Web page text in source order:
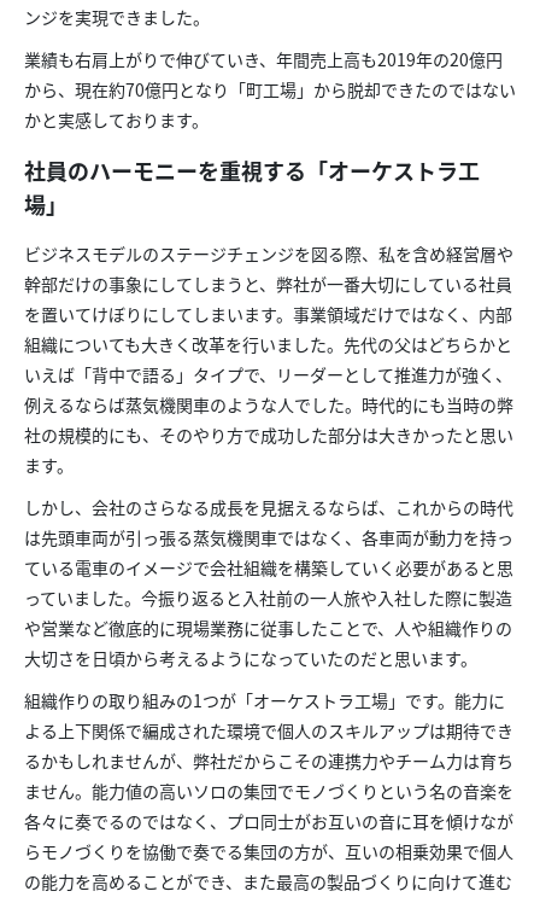
ンジを実現できました。
業績も右肩上がりで伸びていき、年間売上高も2019年の20億円
から、現在約70億円となり「町工場」から脱却できたのではない
かと実感しております。
社員のハーモニーを重視する「オーケストラ工
場」
ビジネスモデルのステージチェンジを図る際、私を含め経営層や
幹部だけの事象にしてしまうと、弊社が一番大切にしている社員
を置いてけぼりにしてしまいます。事業領域だけではなく、内部
組織についても大きく改革を行いました。先代の父はどちらかと
いえば「背中で語る」タイプで、リーダーとして推進力が強く、
例えるならば蒸気機関車のような人でした。時代的にも当時の弊
社の規模的にも、そのやり方で成功した部分は大きかったと思い
ます。
しかし、会社のさらなる成長を見据えるならば、これからの時代
は先頭車両が引っ張る蒸気機関車ではなく、各車両が動力を持っ
ている電車のイメージで会社組織を構築していく必要があると思
っていました。今振り返ると入社前の一人旅や入社した際に製造
や営業など徹底的に現場業務に従事したことで、人や組織作りの
大切さを日頃から考えるようになっていたのだと思います。
組織作りの取り組みの1つが「オーケストラ工場」です。能力に
よる上下関係で編成された環境で個人のスキルアップは期待でき
るかもしれませんが、弊社だからこその連携力やチーム力は育ち
ません。能力値の高いソロの集団でモノづくりという名の音楽を
各々に奏でるのではなく、プロ同士がお互いの音に耳を傾けなが
らモノづくりを協働で奏でる集団の方が、互いの相乗効果で個人
の能力を高めることができ、また最高の製品づくりに向けて進む